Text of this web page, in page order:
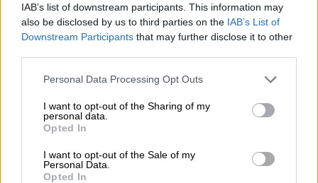
IAB’s list of downstream participants. This information may
also be disclosed by us to third parties on the IAB’s List of
Downstream Participants that may further disclose it to other
Please note that this website/app uses one or more Google
not limited to your visit or usage behaviour. You may click to
grant or deny consent to Google and its third-party tags to
use your data for below specified purposes in below Google
consent section.
Personal Data Processing Opt Outs
I want to opt-out of the Sharing of my
personal data.
Opted In
I want to opt-out of the Sale of my
Personal Data.
Opted In
Αθλητισμός|11.02.2024 19:33
Δικαιώθηκε η επιμονή της Άννας
Ντουντουνάκη - Προκρίθηκε στον
τελικό του Παγκόσμιου
Ο Χρήστου έκανε το πρώτο 100άρι σε 48.95,
ο Γκολομέεβ (που αυτή τη φορά έπεσε